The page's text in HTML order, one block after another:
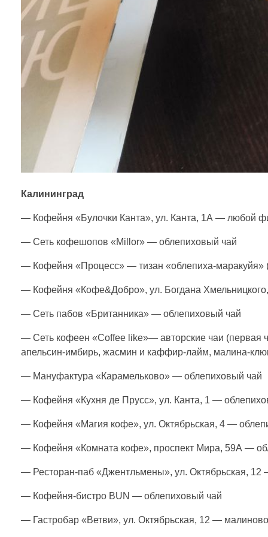
л
и
а
в
н
о
п
о
м
о
щ
и
Калининград
— Кофейня «Булочки Канта», ул. Канта, 1А — любой
— Сеть кофешопов «Millor» — облепиховый чай
— Кофейня «Процесс» — тизан «облепиха-маракуйя»
— Кофейня «Кофе&Добро», ул. Богдана
— Сеть пабов «Британника» — облепиховый чай
— Сеть кофеен «Coffee like»— авторские чаи (первая
апельсин-имбирь, жасмин и каффир-лайм, малина-
— Мануфактура «Карамельково» — облепиховый чай
— Кофейня «Кухня де Прусс», ул. Канта, 1 —
— Кофейня «Магия кофе», ул. Октябрьская, 4 —
— Кофейня «Комната кофе», проспект Мира, 59А —
— Ресторан-паб «Джентльмены», ул. Октябрьская, 12
— Кофейня-бистро BUN — облепиховый чай
— Гастробар «Ветви», ул. Октябрьская, 12 —